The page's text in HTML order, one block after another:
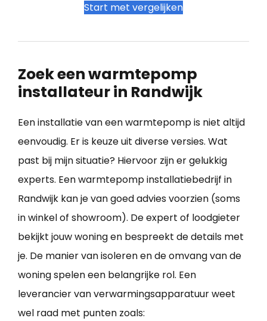
Start met vergelijken
Zoek een warmtepomp
installateur in Randwijk
Een installatie van een warmtepomp is niet altijd
eenvoudig. Er is keuze uit diverse versies. Wat
past bij mijn situatie? Hiervoor zijn er gelukkig
experts. Een warmtepomp installatiebedrijf in
Randwijk kan je van goed advies voorzien (soms
in winkel of showroom). De expert of loodgieter
bekijkt jouw woning en bespreekt de details met
je. De manier van isoleren en de omvang van de
woning spelen een belangrijke rol. Een
leverancier van verwarmingsapparatuur weet
wel raad met punten zoals: